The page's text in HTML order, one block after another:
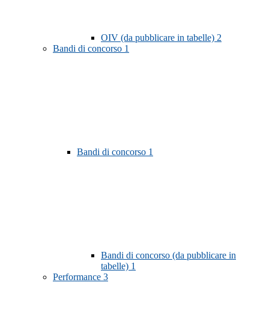
OIV (da pubblicare in tabelle) 2
Bandi di concorso 1
Bandi di concorso 1
Bandi di concorso (da pubblicare in
tabelle) 1
Performance 3